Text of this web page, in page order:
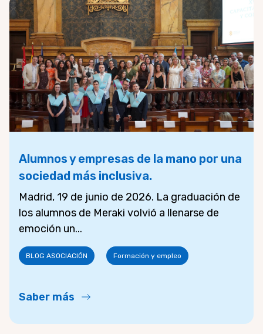
Alumnos y empresas de la mano por una
sociedad más inclusiva.
Madrid, 19 de junio de 2026. La graduación de
los alumnos de Meraki volvió a llenarse de
emoción un...
BLOG ASOCIACIÓN Formación y empleo
Saber más